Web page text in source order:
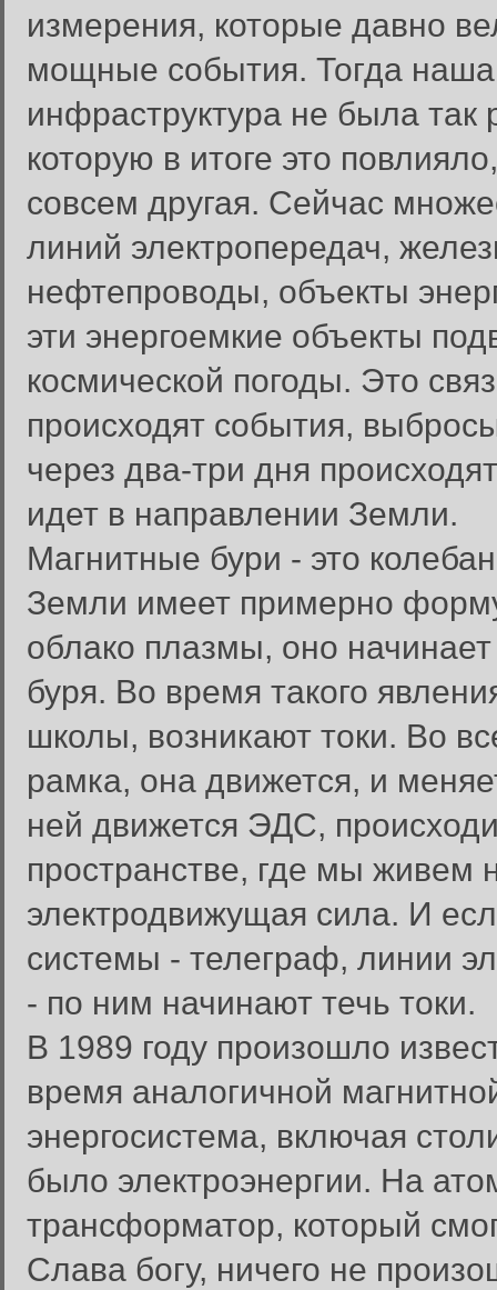
измерения, которые давно
мощные события. Тогда наша
инфраструктура не была так
которую в итоге это
совсем другая. Сейчас
линий электропередач,
нефтепроводы, объекты
эти энергоемкие объекты
космической погоды. Это
происходят события,
через два-три дня
идет в направлении Земли.
Магнитные бури - это
Земли имеет примерно
облако плазмы, оно
буря. Во время такого
школы, возникают токи. Во
рамка, она движется, и
ней движется ЭДС,
пространстве, где мы живем
электродвижущая сила. И
системы - телеграф, линии
- по ним начинают течь токи.
В 1989 году произошло
время аналогичной
энергосистема, включая
было электроэнергии. На
трансформатор, который
Слава богу, ничего не